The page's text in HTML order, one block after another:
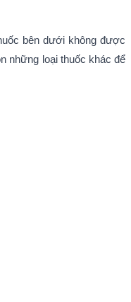
bên dưới không được
những loại thuốc khác để